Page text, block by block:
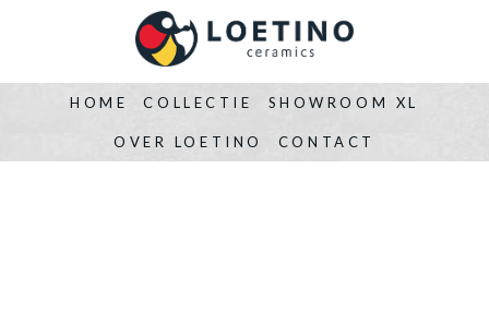
HOME COLLECTIE SHOWROOM XL
OVER LOETINO CONTACT